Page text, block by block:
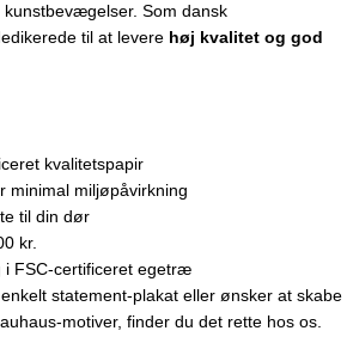
Som dansk
til at levere høj kvalitet og god
kvalitetspapir
minimal miljøpåvirkning
til din dør
kr.
i FSC-certificeret egetræ
statement-plakat eller ønsker at skabe
motiver, finder du det rette hos os.